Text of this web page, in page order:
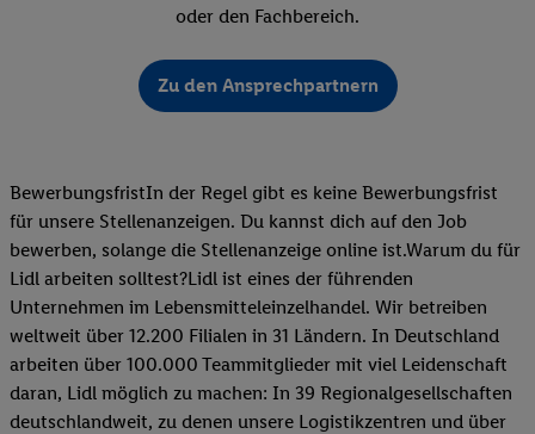
oder den Fachbereich.
Zu den Ansprechpartnern
BewerbungsfristIn der Regel gibt es keine Bewerbungsfrist
für unsere Stellenanzeigen. Du kannst dich auf den Job
bewerben, solange die Stellenanzeige online ist.Warum du für
Lidl arbeiten solltest?Lidl ist eines der führenden
Unternehmen im Lebensmitteleinzelhandel. Wir betreiben
weltweit über 12.200 Filialen in 31 Ländern. In Deutschland
arbeiten über 100.000 Teammitglieder mit viel Leidenschaft
daran, Lidl möglich zu machen: In 39 Regionalgesellschaften
deutschlandweit, zu denen unsere Logistikzentren und über